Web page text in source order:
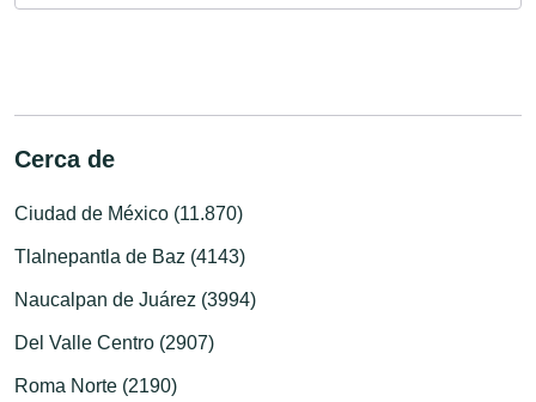
Cerca de
Ciudad de México (11.870)
Tlalnepantla de Baz (4143)
Naucalpan de Juárez (3994)
Del Valle Centro (2907)
Roma Norte (2190)